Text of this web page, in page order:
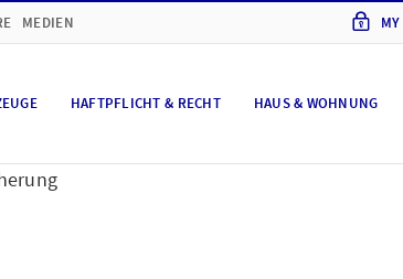
MEDIEN
HAFTPFLICHT & RECHT HAUS & WOHNUNG